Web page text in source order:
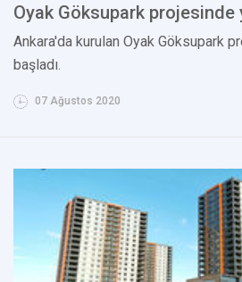
Oyak Göksupark projesinde
Ankara'da kurulan Oyak Göksupark
başladı.
07 Ağustos 2020